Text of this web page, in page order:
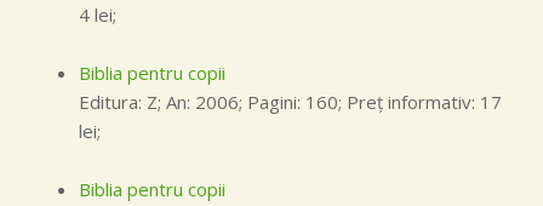
4 lei;
Biblia pentru copii
Editura: Z; An: 2006; Pagini: 160; Preţ informativ: 17
lei;
Biblia pentru copii